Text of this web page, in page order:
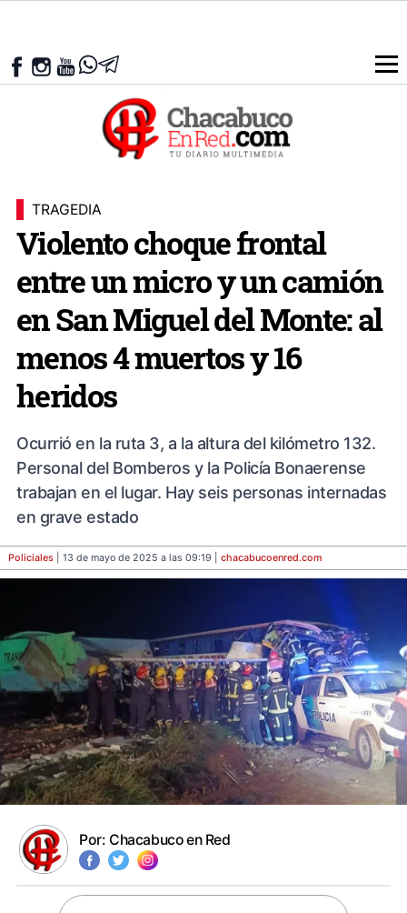
TRAGEDIA
Violento choque frontal
entre un micro y un camión
en San Miguel del Monte: al
menos 4 muertos y 16
heridos
Ocurrió en la ruta 3, a la altura del kilómetro 132.
Personal del Bomberos y la Policía Bonaerense
trabajan en el lugar. Hay seis personas internadas
en grave estado
Policiales | 13 de mayo de 2025 a las 09:19 | chacabucoenred.com
Por: Chacabuco en Red